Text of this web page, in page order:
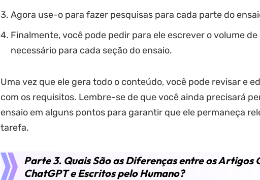
Agora use-o para fazer pesquisas para cada parte do
Finalmente, você pode pedir para ele escrever o volume
necessário para cada seção do ensaio.
Uma vez que ele gera todo o conteúdo, você pode revisar e
com os requisitos. Lembre-se de que você ainda precisará
ensaio em alguns pontos para garantir que ele permaneça
tarefa.
Parte 3. Quais São as Diferenças entre os Artigos
ChatGPT e Escritos pelo Humano?